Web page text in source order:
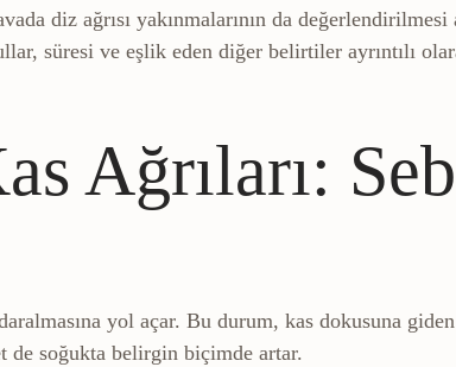
diz ağrısı yakınmalarının da
süresi ve eşlik eden diğer belirtiler ayrıntılı
Ağrıları:
yol açar. Bu durum, kas dokusuna giden
de soğukta belirgin biçimde artar.